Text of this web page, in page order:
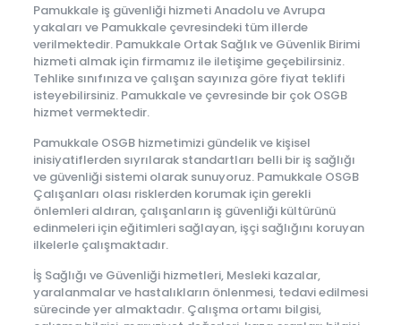
Pamukkale iş güvenliği hizmeti Anadolu ve Avrupa
yakaları ve Pamukkale çevresindeki tüm illerde
verilmektedir. Pamukkale Ortak Sağlık ve Güvenlik Birimi
hizmeti almak için firmamız ile iletişime geçebilirsiniz.
Tehlike sınıfınıza ve çalışan sayınıza göre fiyat teklifi
isteyebilirsiniz. Pamukkale ve çevresinde bir çok OSGB
hizmet vermektedir.
Pamukkale OSGB hizmetimizi gündelik ve kişisel
inisiyatiflerden sıyrılarak standartları belli bir iş sağlığı
ve güvenliği sistemi olarak sunuyoruz. Pamukkale OSGB
Çalışanları olası risklerden korumak için gerekli
önlemleri aldıran, çalışanların iş güvenliği kültürünü
edinmeleri için eğitimleri sağlayan, işçi sağlığını koruyan
ilkelerle çalışmaktadır.
İş Sağlığı ve Güvenliği hizmetleri, Mesleki kazalar,
yaralanmalar ve hastalıkların önlenmesi, tedavi edilmesi
sürecinde yer almaktadır. Çalışma ortamı bilgisi,